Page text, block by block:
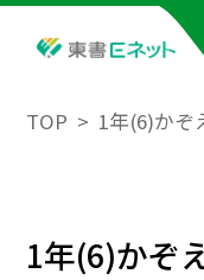
TOP 1年(6)か
1年(6)か